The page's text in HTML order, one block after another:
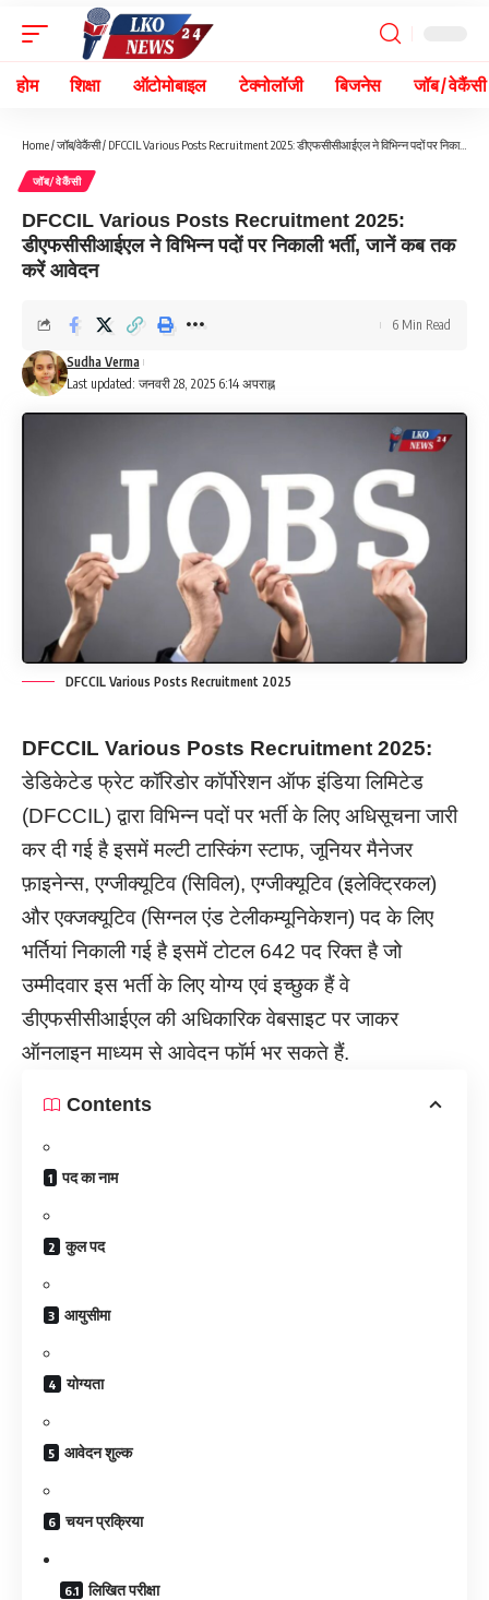
होम शिक्षा ऑटोमोबाइल टेक्नोलॉजी बिजनेस जॉब / वेकैंसी
Home/जॉब/वेकैंसी/ DFCCIL Various Posts Recruitment 2025: डीएफसीसीआईएल ने विभिन्न पदों पर निकाली भर्ती, जानें कब तक करें आवेदन
जॉब/वेकैंसी
DFCCIL Various Posts Recruitment 2025:
डीएफसीसीआईएल ने विभिन्न पदों पर निकाली भर्ती, जानें कब तक
करें आवेदन
Last updated: जनवरी 28, 2025 6:14 अपराह्न
Sudha Verma
6 Min Read
DFCCIL Various Posts Recruitment 2025
DFCCIL Various Posts Recruitment 2025:
डेडिकेटेड फ्रेट कॉरिडोर कॉर्पोरेशन ऑफ इंडिया लिमिटेड
(DFCCIL) द्वारा विभिन्न पदों पर भर्ती के लिए अधिसूचना जारी
कर दी गई है इसमें मल्टी टास्किंग स्टाफ, जूनियर मैनेजर
फ़ाइनेन्स, एग्जीक्यूटिव (सिविल), एग्जीक्यूटिव (इलेक्ट्रिकल)
और एक्जक्यूटिव (सिग्नल एंड टेलीकम्यूनिकेशन) पद के लिए
भर्तियां निकाली गई है इसमें टोटल 642 पद रिक्त है जो
उम्मीदवार इस भर्ती के लिए योग्य एवं इच्छुक हैं वे
डीएफसीसीआईएल की अधिकारिक वेबसाइट पर जाकर
ऑनलाइन माध्यम से आवेदन फॉर्म भर सकते हैं.
Contents
पद का नाम
कुल पद
आयुसीमा
योग्यता
आवेदन शुल्क
चयन प्रक्रिया
लिखित परीक्षा